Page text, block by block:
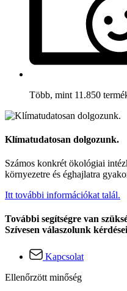
Több, mint 11.850
Klímatudatosan dolgozunk.
Számos konkrét ökológiai
környezetre és éghajlatra
Itt további információkat talál.
További segítségre van
Szívesen válaszolunk
Kapcsolat
Ellenőrzött minőség